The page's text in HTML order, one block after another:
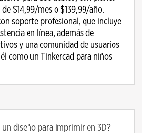
$14,99/mes o $139,99/año.
soporte profesional, que incluye
en línea, además de
y una comunidad de usuarios
como un Tinkercad para niños
un diseño para imprimir en 3D?